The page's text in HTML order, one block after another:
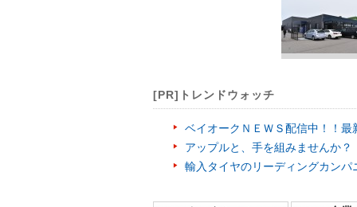
[PR]トレンドウォッチ
ベイオークＮＥＷＳ配信中！！最
アップルと、手を組みませんか？
輸入タイヤのリーディングカンパ